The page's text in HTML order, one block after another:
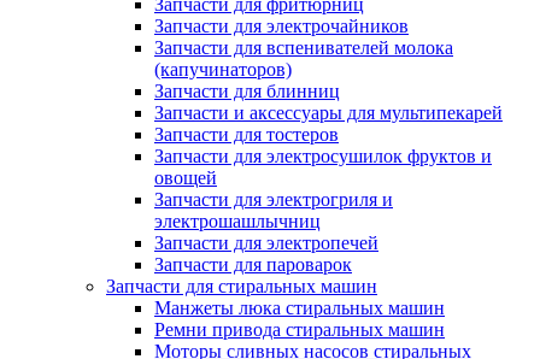
Запчасти для фритюрниц
Запчасти для электрочайников
Запчасти для вспенивателей молока
(капучинаторов)
Запчасти для блинниц
Запчасти и аксессуары для мультипекарей
Запчасти для тостеров
Запчасти для электросушилок фруктов и
овощей
Запчасти для электрогриля и
электрошашлычниц
Запчасти для электропечей
Запчасти для пароварок
Запчасти для стиральных машин
Манжеты люка стиральных машин
Ремни привода стиральных машин
Моторы сливных насосов стиральных